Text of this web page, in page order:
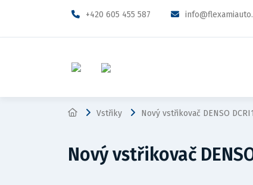
+420 605 455 587
Vstřiky Nový vstřikovač DENSO
Nový vstřikovač